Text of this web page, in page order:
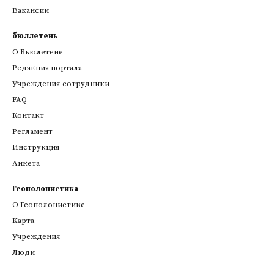
Вакансии
бюллетень
О Бьюлетене
Редакция портала
Учреждения-сотрудники
FAQ
Контакт
Регламент
Инструкция
Анкета
Геополонистика
О Геополонистике
Kарта
Учреждения
Люди